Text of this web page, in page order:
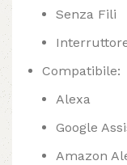
Senza Fili
Compatibile:
Alexa
Google
Amazon